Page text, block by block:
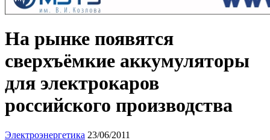
На рынке появятся
сверхъёмкие аккумуляторы
для электрокаров
российского производства
Электроэнергетика 23/06/2011